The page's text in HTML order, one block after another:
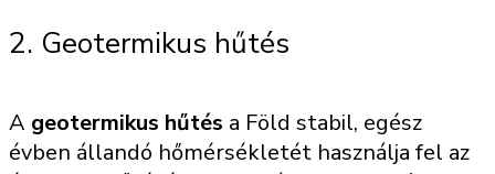
2. Geotermikus hűtés
A geotermikus hűtés a Föld stabil, egész
évben állandó hőmérsékletét használja fel az